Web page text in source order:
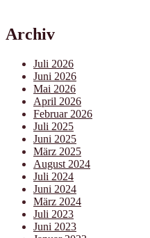
Archiv
Juli 2026
Juni 2026
Mai 2026
April 2026
Februar 2026
Juli 2025
Juni 2025
März 2025
August 2024
Juli 2024
Juni 2024
März 2024
Juli 2023
Juni 2023